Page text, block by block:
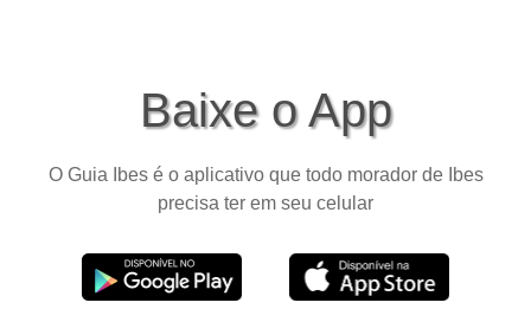
Baixe o App
O Guia Ibes é o aplicativo que todo morador de Ibes
precisa ter em seu celular